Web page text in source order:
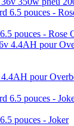
pouces - Rose
pour
pouces - Joker